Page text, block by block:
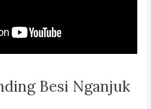
Besi Nganjuk